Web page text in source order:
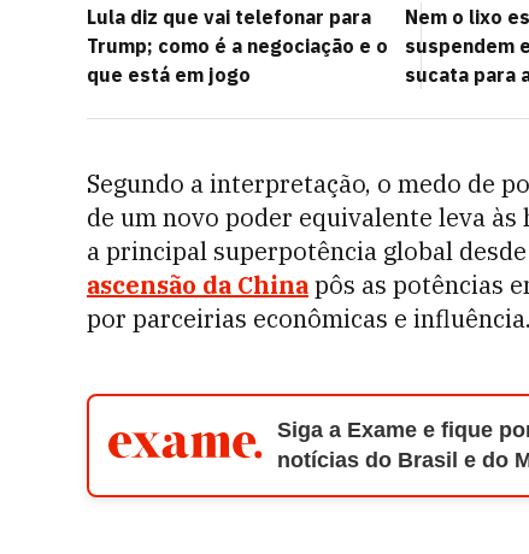
Lula diz que vai telefonar para
Trump; como é a negociação e o
que está em jogo
Nem o lixo
suspendem
sucata para
Segundo a interpretação, o medo de
de um novo poder equivalente leva
a principal superpotência global
ascensão da Chinapôs as potências
por parceirias econômicas e influência.
Siga a Exame e fique
notícias do Brasil e do